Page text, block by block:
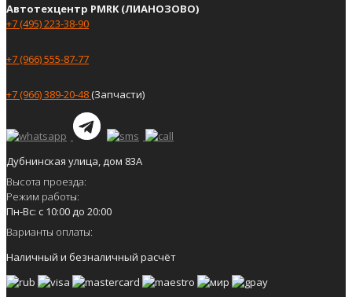
Автотехцентр PMRK (ЛИАНОЗОВО)
+7 (495) 223-38-90
+7 (966) 555-87-77
+7 (966) 389-20-48(Запчасти)
Дубнинская улица, дом 83А
Высота проезда:
Режим работы:
Пн-Вс: с 10:00 до 20:00
Варианты оплаты:
Наличный и безналичный расчёт